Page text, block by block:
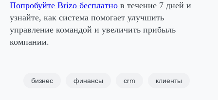
Попробуйте Brizo бесплатно в течение 7 дней и
узнайте, как система помогает улучшить
управление командой и увеличить прибыль
компании.
бизнес финансы crm клиенты